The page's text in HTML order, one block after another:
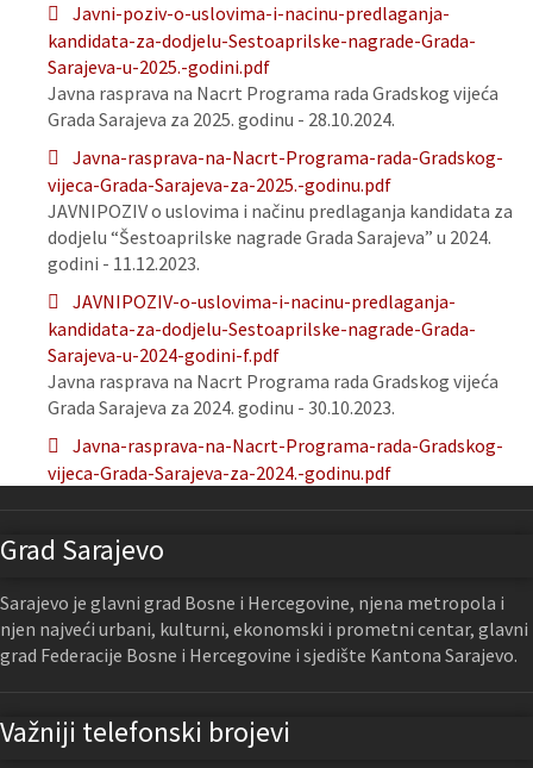
Javni-poziv-o-uslovima-i-nacinu-predlaganja-
kandidata-za-dodjelu-Sestoaprilske-nagrade-Grada-
Sarajeva-u-2025.-godini.pdf
Javna rasprava na Nacrt Programa rada Gradskog vijeća
Grada Sarajeva za 2025. godinu - 28.10.2024.
Javna-rasprava-na-Nacrt-Programa-rada-Gradskog-
vijeca-Grada-Sarajeva-za-2025.-godinu.pdf
JAVNIPOZIV o uslovima i načinu predlaganja kandidata za
dodjelu “Šestoaprilske nagrade Grada Sarajeva” u 2024.
godini - 11.12.2023.
JAVNIPOZIV-o-uslovima-i-nacinu-predlaganja-
kandidata-za-dodjelu-Sestoaprilske-nagrade-Grada-
Sarajeva-u-2024-godini-f.pdf
Javna rasprava na Nacrt Programa rada Gradskog vijeća
Grada Sarajeva za 2024. godinu - 30.10.2023.
Javna-rasprava-na-Nacrt-Programa-rada-Gradskog-
vijeca-Grada-Sarajeva-za-2024.-godinu.pdf
Grad Sarajevo
Sarajevo je glavni grad Bosne i Hercegovine, njena metropola i
njen najveći urbani, kulturni, ekonomski i prometni centar, glavni
grad Federacije Bosne i Hercegovine i sjedište Kantona Sarajevo.
Važniji telefonski brojevi